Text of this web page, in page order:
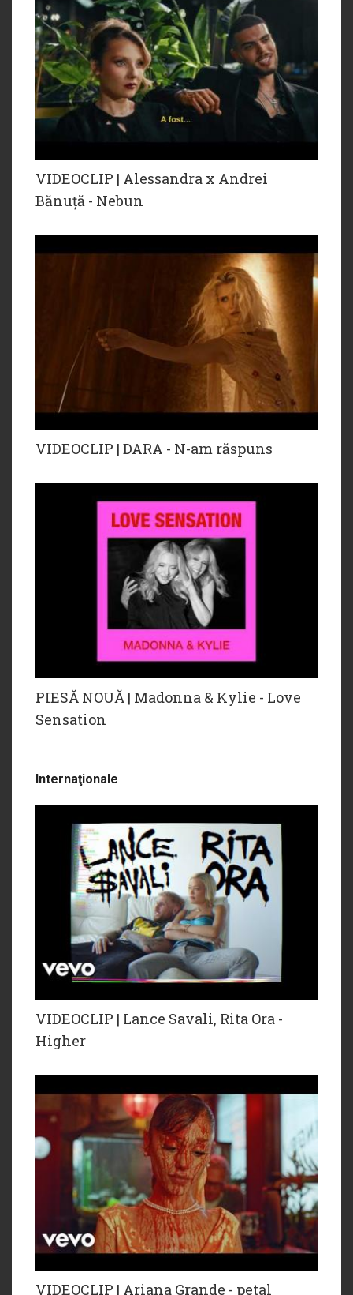
VIDEOCLIP | Alessandra x Andrei
Bănuță - Nebun
VIDEOCLIP | DARA - N-am răspuns
PIESĂ NOUĂ | Madonna & Kylie - Love
Sensation
Internaţionale
VIDEOCLIP | Lance Savali, Rita Ora -
Higher
VIDEOCLIP | Ariana Grande - petal